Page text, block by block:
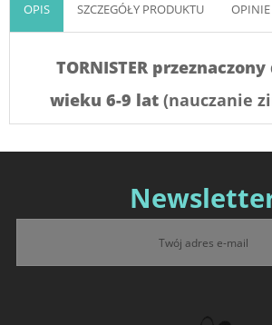
OPIS SZCZEGÓŁY PRODUKTU OPINIE
TORNISTER
wieku 6-9 lat (nauczanie